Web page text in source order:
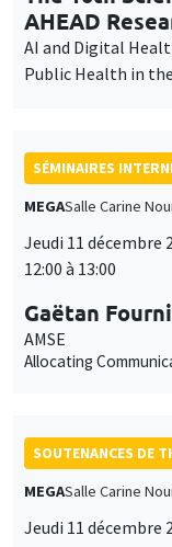
AHEAD
AI and Digital
Public Health in the
SÉMINAIRES
MEGASalle Carine
Jeudi 11 décembre
12:00 à 13:00
Gaëtan
AMSE
Allocating
SOUTENANCES DE
MEGASalle Carine
Jeudi 11 décembre